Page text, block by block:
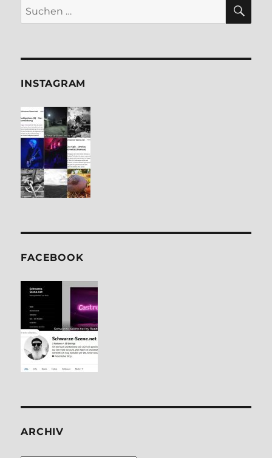
Suchen
nach:
INSTA­GRAM
FACE­BOOK
ARCHIV